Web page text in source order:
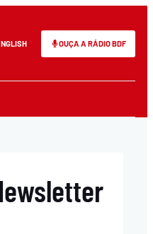
OUÇA A RÁDIO BDF